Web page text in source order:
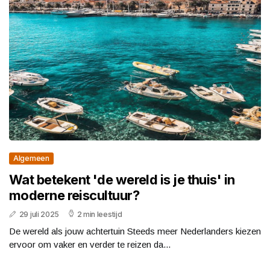
Algemeen
Wat betekent 'de wereld is je thuis' in
moderne reiscultuur?
29 juli 2025 2 min leestijd
De wereld als jouw achtertuin Steeds meer Nederlanders kiezen
ervoor om vaker en verder te reizen da...